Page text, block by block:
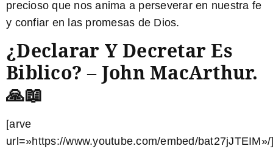
precioso que nos anima a perseverar en nuestra fe
y confiar en las promesas de Dios.
¿Declarar Y Decretar Es
Biblico? – John MacArthur.
🙏📖
[arve
url=»https://www.youtube.com/embed/bat27jJTEIM»/